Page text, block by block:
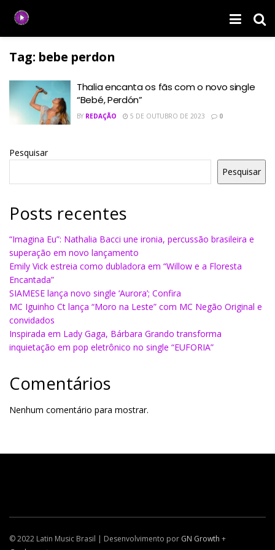
Tag: bebe perdon
Thalia encanta os fãs com o novo single
“Bebé, Perdón”
BY REDAÇÃO 5 DE OUTUBRO DE 2023 0
Pesquisar
Pesquisar
Posts recentes
“Imagina Eu”: Nathalia Bacci une ironia, percussão brasileira e
superação em novo lançamento
Emily Vick estreia como dubladora em “Willow e a Floresta
Encantada”
SIAMESE lança novo single ‘Aurora’; Confira
MC Iguinho Ct lança “Moro na Leste” com MC Negão Original e
convidados
Inspirada em Lady Gaga, Bárbara Grando transforma
inquietação em pop eletrônico no single “EUFORIA”
Comentários
Nenhum comentário para mostrar.
© 2022 Latin Music Brasil | Desenvolvimento por GN Growth +